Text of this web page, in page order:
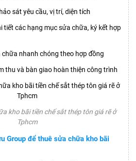
sát yêu cầu, vị trí, diện tích
tiết các hạng mục sửa chữa, ký kết hợp
chữa nhanh chóng theo hợp đồng
thu và bàn giao hoàn thiện công trình
kho bãi tiền chế sắt thép tôn giá rẽ ở
Tphcm
Group để thuê sửa chữa kho bãi